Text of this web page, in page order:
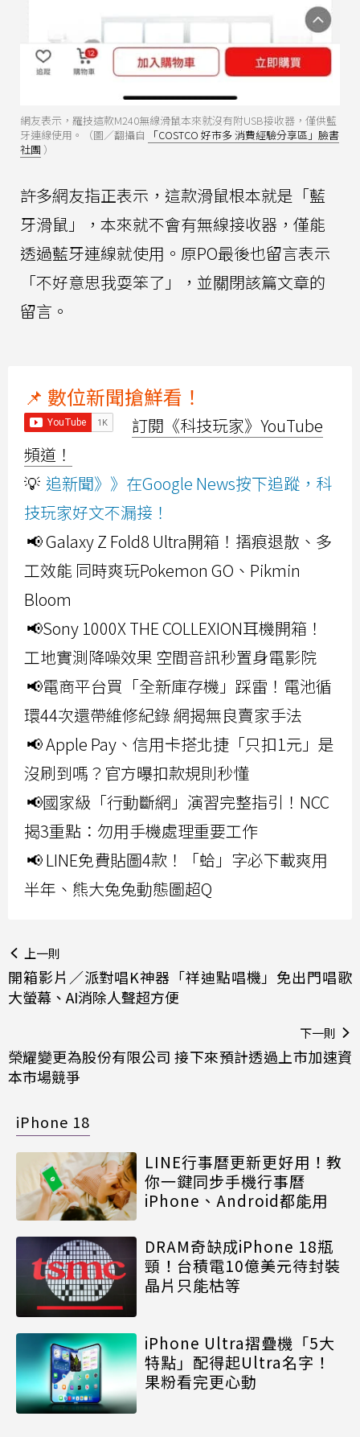
網友表示，羅技這款M240無線滑鼠本來就沒有附USB接收器，僅供藍
牙連線使用。（圖／翻攝自
「COSTCO 好市多 消費經驗分享區」臉書
社團 ）
許多網友指正表示，這款滑鼠根本就是「藍
牙滑鼠」，本來就不會有無線接收器，僅能
透過藍牙連線就使用。原PO最後也留言表示
「不好意思我耍笨了」，並關閉該篇文章的
留言。
📌 數位新聞搶鮮看！
訂閱《科技玩家》YouTube
頻道！
💡 追新聞》》在Google News按下追蹤，科
技玩家好文不漏接！
📢 Galaxy Z Fold8 Ultra開箱！摺痕退散、多
工效能 同時爽玩Pokemon GO、Pikmin
Bloom
📢Sony 1000X THE COLLEXION耳機開箱！
工地實測降噪效果 空間音訊秒置身電影院
📢電商平台買「全新庫存機」踩雷！電池循
環44次還帶維修紀錄 網揭無良賣家手法
📢 Apple Pay、信用卡搭北捷「只扣1元」是
沒刷到嗎？官方曝扣款規則秒懂
📢國家級「行動斷網」演習完整指引！NCC
揭3重點：勿用手機處理重要工作
📢 LINE免費貼圖4款！「蛤」字必下載爽用
半年、熊大兔兔動態圖超Q
上一則
開箱影片／派對唱K神器「祥迪點唱機」免出門唱歌
大螢幕、AI消除人聲超方便
下一則
榮耀變更為股份有限公司 接下來預計透過上市加速資
本市場競爭
iPhone 18
LINE行事曆更新更好用！教
你一鍵同步手機行事曆
iPhone、Android都能用
DRAM奇缺成iPhone 18瓶
頸！台積電10億美元待封裝
晶片只能枯等
iPhone Ultra摺疊機「5大
特點」配得起Ultra名字！
果粉看完更心動